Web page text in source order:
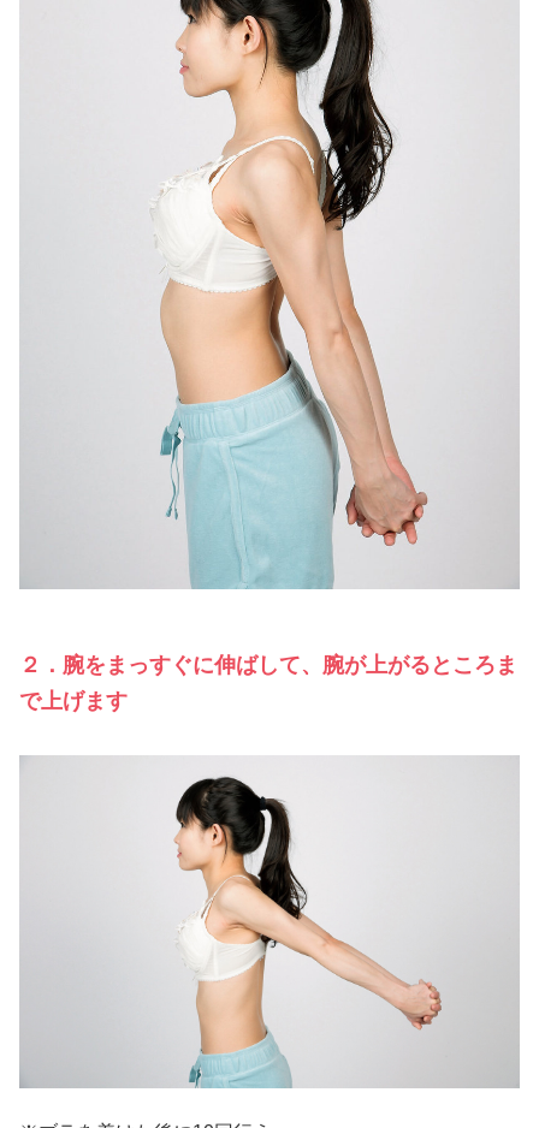
２．腕をまっすぐに伸ばして、腕が上がるところま
で上げます